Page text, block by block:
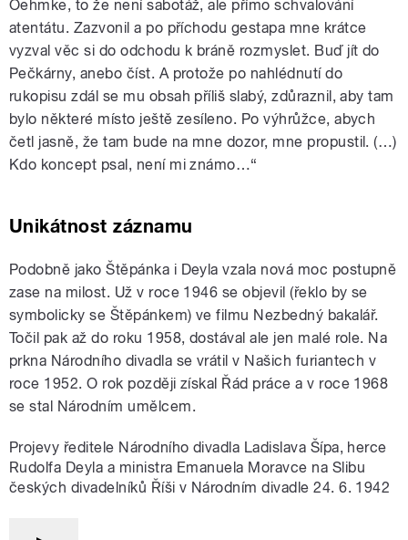
Oehmke, to že není sabotáž, ale přímo schvalování
atentátu. Zazvonil a po příchodu gestapa mne krátce
vyzval věc si do odchodu k bráně rozmyslet. Buď jít do
Pečkárny, anebo číst. A protože po nahlédnutí do
rukopisu zdál se mu obsah příliš slabý, zdůraznil, aby tam
bylo některé místo ještě zesíleno. Po výhrůžce, abych
četl jasně, že tam bude na mne dozor, mne propustil. (…)
Kdo koncept psal, není mi známo…“
Unikátnost záznamu
Podobně jako Štěpánka i Deyla vzala nová moc postupně
zase na milost. Už v roce 1946 se objevil (řeklo by se
symbolicky se Štěpánkem) ve filmu Nezbedný bakalář.
Točil pak až do roku 1958, dostával ale jen malé role. Na
prkna Národního divadla se vrátil v Našich furiantech v
roce 1952. O rok později získal Řád práce a v roce 1968
se stal Národním umělcem.
Projevy ředitele Národního divadla Ladislava Šípa, herce
Rudolfa Deyla a ministra Emanuela Moravce na Slibu
českých divadelníků Říši v Národním divadle 24. 6. 1942